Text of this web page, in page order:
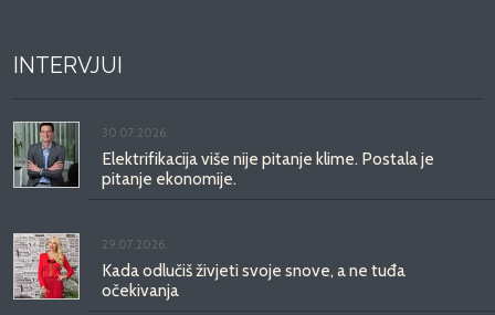
INTERVJUI
30.07.2026.
Elektrifikacija više nije pitanje klime. Postala je
pitanje ekonomije.
29.07.2026.
Kada odlučiš živjeti svoje snove, a ne tuđa
očekivanja